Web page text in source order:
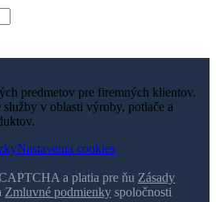
predmetov pre firemných klientov.
v oblasti výroby, potlače a
Nastavenia cookies
a platia pre ňu Zásady
Zmluvné podmienky spoločnosti